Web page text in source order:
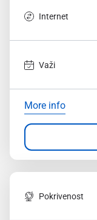
Internet
Važi
More info
Pokrivenost